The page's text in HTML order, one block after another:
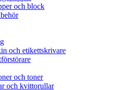
och block
och etikettskrivare
och toner
och kvittorullar